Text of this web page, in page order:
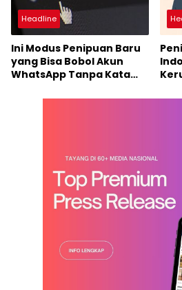
Headline
Ini Modus Penipuan Baru
yang Bisa Bobol Akun
WhatsApp Tanpa Kata